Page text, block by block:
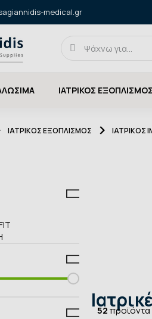
medical.gr
ΙΑΤΡΙΚΟΣ
ΙΑΤΡΙΚΟΣ ΕΞΟΠΛΙΣΜΟΣ ΙΑΤΡΙΚΟΣ
52προϊόντα